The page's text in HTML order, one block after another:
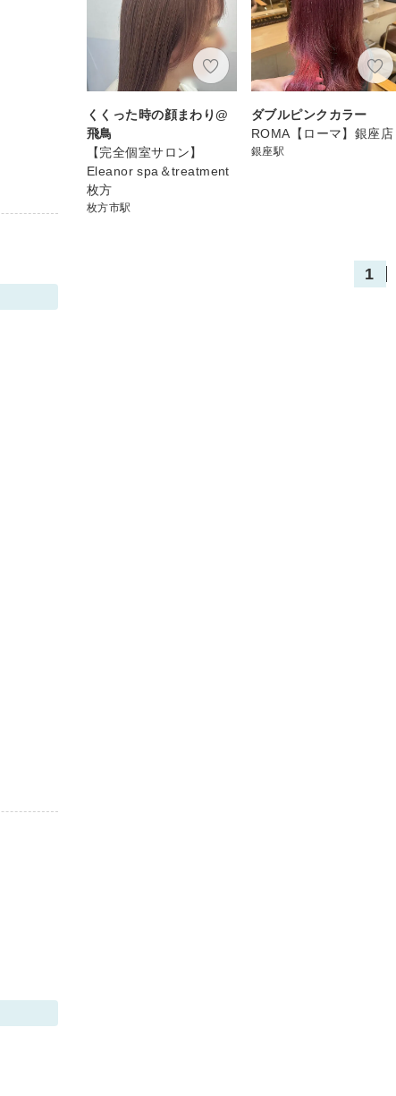
くくった時の顔まわり@
飛鳥
【完全個室サロン】
Eleanor spa＆treatment
枚方
枚方市駅
ダブルピンクカラー
ROMA【ローマ】銀座店
銀座駅
1